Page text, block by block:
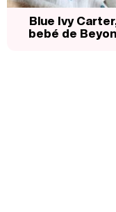
Blue Ivy
bebé de